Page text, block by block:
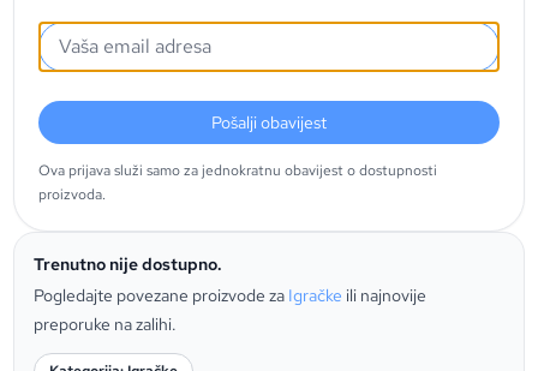
Pošalji obavijest
Ova prijava služi samo za jednokratnu obavijest o dostupnosti
proizvoda.
Trenutno nije dostupno.
Pogledajte povezane proizvode za Igračke ili najnovije
preporuke na zalihi.